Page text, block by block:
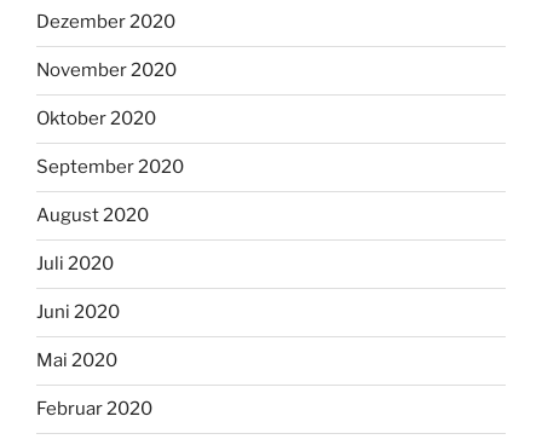
Dezember 2020
November 2020
Oktober 2020
September 2020
August 2020
Juli 2020
Juni 2020
Mai 2020
Februar 2020